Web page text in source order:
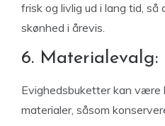
frisk og livlig ud i lang tid, så
skønhed i årevis.
6. Materialevalg:
Evighedsbuketter kan være
materialer, såsom